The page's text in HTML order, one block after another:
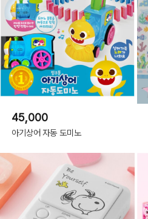
45,000
아기상어 자동 도미노